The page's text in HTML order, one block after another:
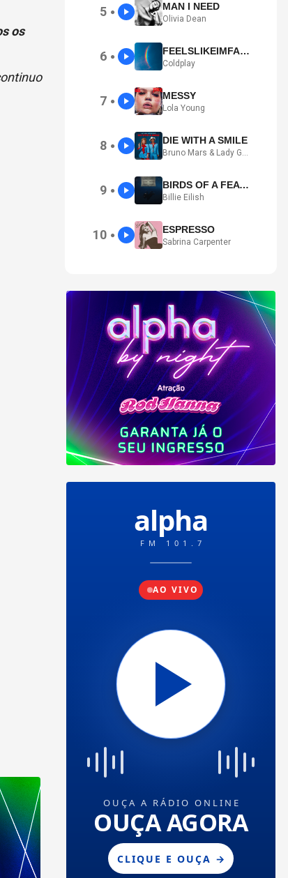
os
5 ● MAN I NEED
Olivia Dean
6 ● FEELSLIKEIMFALLINGINLOVE
Coldplay
7 ● MESSY
Lola Young
8 ● DIE WITH A SMILE
Bruno Mars & Lady Gaga
9 ● BIRDS OF A FEATHER
Billie Eilish
10 ● ESPRESSO
Sabrina Carpenter